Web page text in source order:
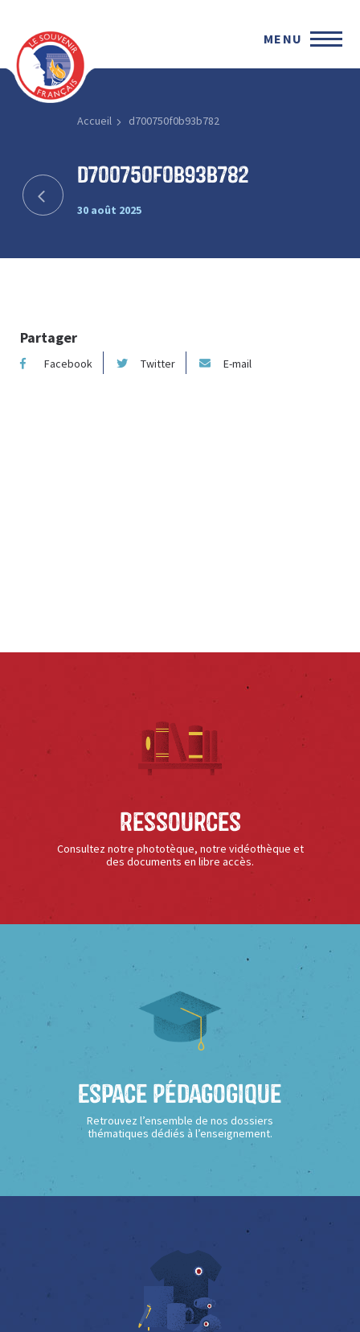
MENU
Accueil d700750f0b93b782
d700750f0b93b782
30 août 2025
Partager
Facebook Twitter E-mail
Ressources
Consultez notre phototèque, notre vidéothèque et
des documents en libre accès.
Espace Pédagogique
Retrouvez l’ensemble de nos dossiers
thématiques dédiés à l’enseignement.